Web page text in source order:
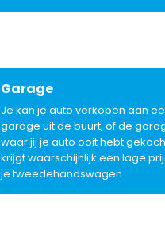
Garage
Je kan je auto verkopen aan
garage uit de buurt, of de
waar jij je auto ooit hebt
krijgt waarschijnlijk een lage
je tweedehandswagen.